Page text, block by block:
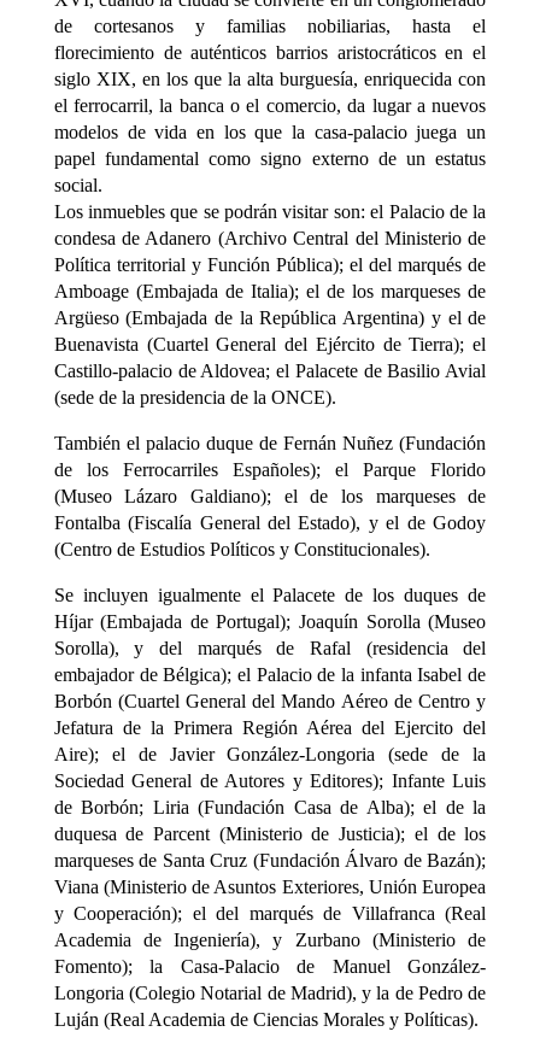
de cortesanos y familias nobiliarias, hasta el
florecimiento de auténticos barrios aristocráticos en el
siglo XIX, en los que la alta burguesía, enriquecida con
el ferrocarril, la banca o el comercio, da lugar a nuevos
modelos de vida en los que la casa-palacio juega un
papel fundamental como signo externo de un estatus
social.
Los inmuebles que se podrán visitar son: el Palacio de la
condesa de Adanero (Archivo Central del Ministerio de
Política territorial y Función Pública); el del marqués de
Amboage (Embajada de Italia); el de los marqueses de
Argüeso (Embajada de la República Argentina) y el de
Buenavista (Cuartel General del Ejército de Tierra); el
Castillo-palacio de Aldovea; el Palacete de Basilio Avial
(sede de la presidencia de la ONCE).
También el palacio duque de Fernán Nuñez (Fundación
de los Ferrocarriles Españoles); el Parque Florido
(Museo Lázaro Galdiano); el de los marqueses de
Fontalba (Fiscalía General del Estado), y el de Godoy
(Centro de Estudios Políticos y Constitucionales).
Se incluyen igualmente el Palacete de los duques de
Híjar (Embajada de Portugal); Joaquín Sorolla (Museo
Sorolla), y del marqués de Rafal (residencia del
embajador de Bélgica); el Palacio de la infanta Isabel de
Borbón (Cuartel General del Mando Aéreo de Centro y
Jefatura de la Primera Región Aérea del Ejercito del
Aire); el de Javier González-Longoria (sede de la
Sociedad General de Autores y Editores); Infante Luis
de Borbón; Liria (Fundación Casa de Alba); el de la
duquesa de Parcent (Ministerio de Justicia); el de los
marqueses de Santa Cruz (Fundación Álvaro de Bazán);
Viana (Ministerio de Asuntos Exteriores, Unión Europea
y Cooperación); el del marqués de Villafranca (Real
Academia de Ingeniería), y Zurbano (Ministerio de
Fomento); la Casa-Palacio de Manuel González-
Longoria (Colegio Notarial de Madrid), y la de Pedro de
Luján (Real Academia de Ciencias Morales y Políticas).